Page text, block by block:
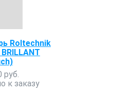
Roltechnik
руб.
к заказу